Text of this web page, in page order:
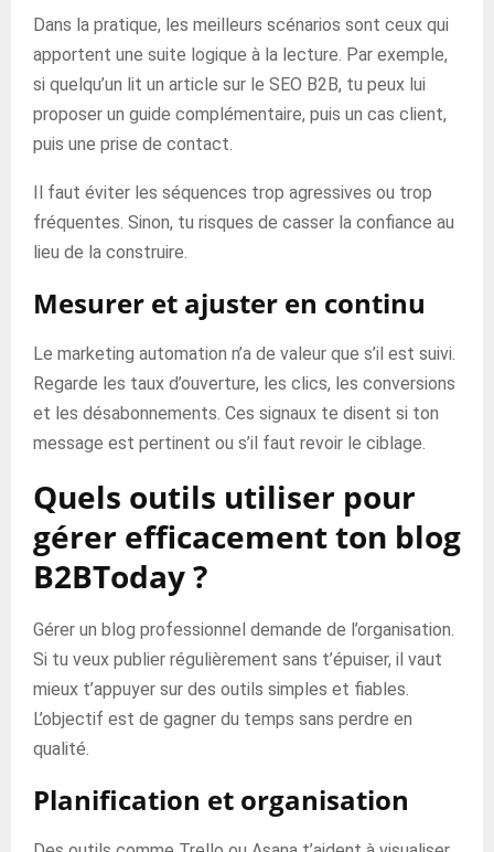
Dans la pratique, les meilleurs scénarios sont ceux qui
apportent une suite logique à la lecture. Par exemple,
si quelqu’un lit un article sur le SEO B2B, tu peux lui
proposer un guide complémentaire, puis un cas client,
puis une prise de contact.
Il faut éviter les séquences trop agressives ou trop
fréquentes. Sinon, tu risques de casser la confiance au
lieu de la construire.
Mesurer et ajuster en continu
Le marketing automation n’a de valeur que s’il est suivi.
Regarde les taux d’ouverture, les clics, les conversions
et les désabonnements. Ces signaux te disent si ton
message est pertinent ou s’il faut revoir le ciblage.
Quels outils utiliser pour
gérer efficacement ton blog
B2BToday ?
Gérer un blog professionnel demande de l’organisation.
Si tu veux publier régulièrement sans t’épuiser, il vaut
mieux t’appuyer sur des outils simples et fiables.
L’objectif est de gagner du temps sans perdre en
qualité.
Planification et organisation